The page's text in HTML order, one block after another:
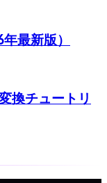
最新版）
換チュートリ